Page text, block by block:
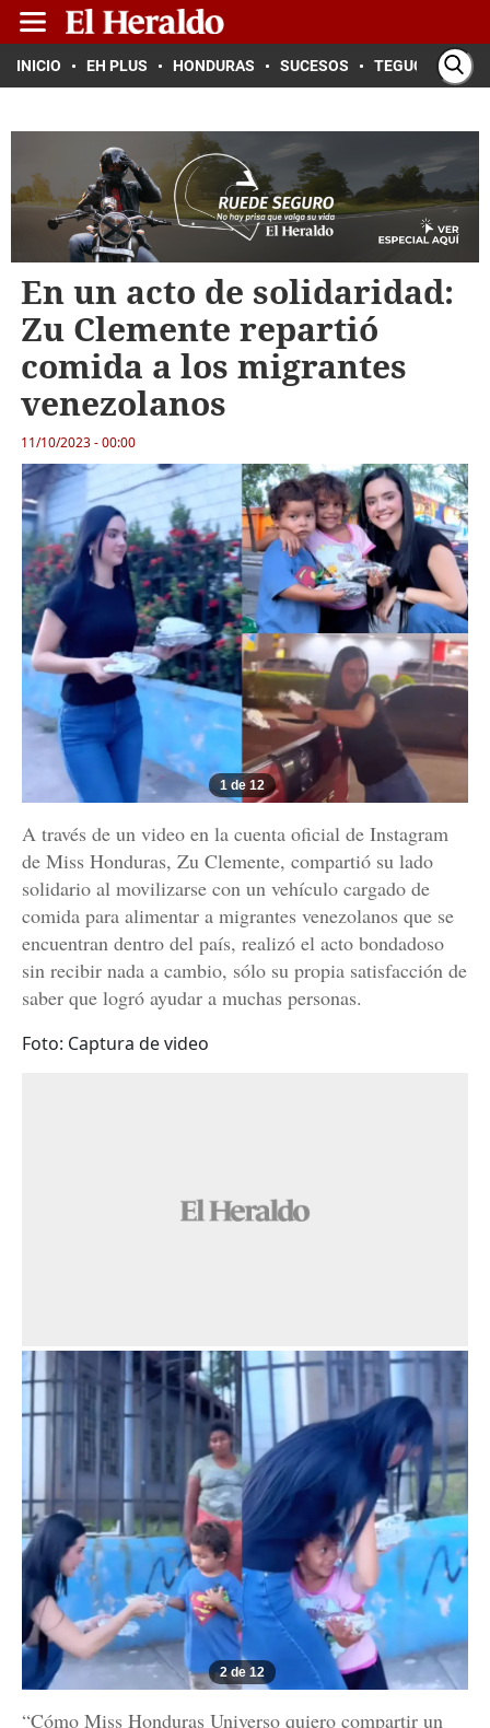
INICIO EH PLUS HONDURAS SUCESOS TEGUCIGALPA
En un acto de solidaridad:
Zu Clemente repartió
comida a los migrantes
venezolanos
11/10/2023 - 00:00
1 de 12
A través de un video en la cuenta oficial de Instagram
de Miss Honduras, Zu Clemente, compartió su lado
solidario al movilizarse con un vehículo cargado de
comida para alimentar a migrantes venezolanos que se
encuentran dentro del país, realizó el acto bondadoso
sin recibir nada a cambio, sólo su propia satisfacción de
saber que logró ayudar a muchas personas.
Foto: Captura de video
2 de 12
“Cómo Miss Honduras Universo quiero compartir un